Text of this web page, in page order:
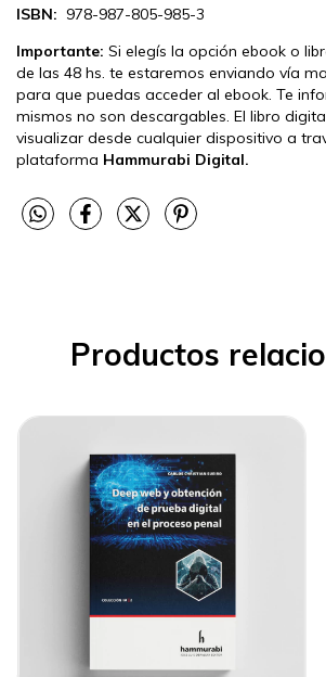
ISBN: 978-987-805-985-3
Importante: Si elegís la opción ebook o
de las 48 hs. te estaremos enviando vía
para que puedas acceder al ebook. Te
mismos no son descargables. El libro
visualizar desde cualquier dispositivo a
plataforma Hammurabi Digital.
Productos